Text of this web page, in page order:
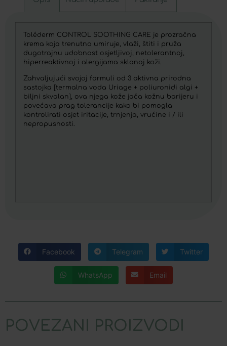
Toléderm CONTROL SOOTHING CARE je prozračna
krema koja trenutno umiruje, vlaži, štiti i pruža
dugotrajnu udobnost osjetljivoj, netolerantnoj,
hiperreaktivnoj i alergijama sklonoj koži.
Zahvaljujući svojoj formuli od 3 aktivna prirodna
sastojka [termalna voda Uriage + poliuronidi algi +
biljni skvalan], ova njega kože jača kožnu barijeru i
povećava prag tolerancije kako bi pomogla
kontrolirati osjet iritacije, trnjenja, vrućine i / ili
nepropusnosti.
Facebook Telegram Twitter
WhatsApp Email
POVEZANI PROIZVODI